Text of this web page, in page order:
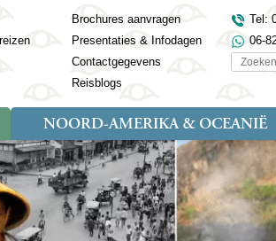
Brochures aanvragen
Presentaties & Infodagen
Contactgegevens
Reisblogs
Tel:
06-
Zoeken
Georgië
Griekenland
IJsland
Ierland
Landen
Bangladesh
Bhutan
Cambodja
China
Nepal
NOORD-AMERIKA & OCEANIË
Soort reizen
Rondreis (7)
Familiereis (2)
Natuur (5)
Landen
Alaska
Australië
Canada
Nieuw-Zeeland
Soort reizen
Rondreis (18)
Familiereis (9)
Fietsreis (1)
Wandelreis (3)